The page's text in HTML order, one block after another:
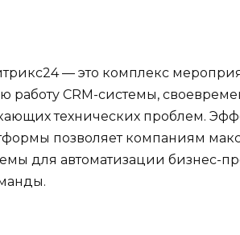
— это комплекс
работу CRM-системы,
технических проблем.
позволяет компаниям
для автоматизации бизнес-